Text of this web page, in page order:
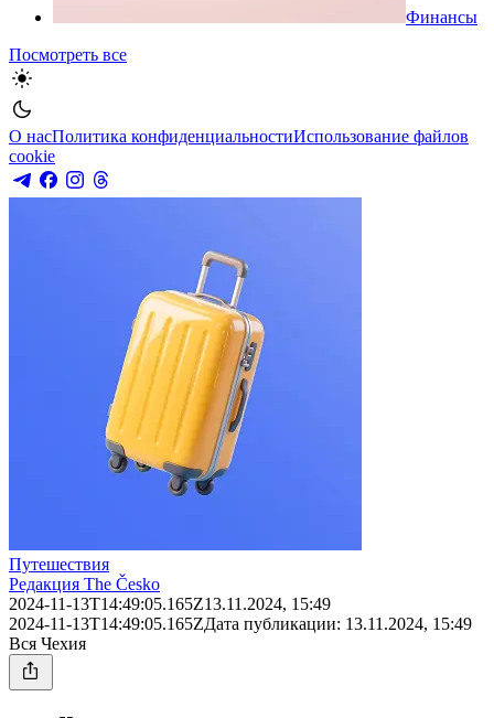
Финансы
Посмотреть все
О насПолитика конфиденциальностиИспользование файлов
cookie
Путешествия
Редакция The Česko
2024-11-13T14:49:05.165Z13.11.2024, 15:49
2024-11-13T14:49:05.165ZДата публикации: 13.11.2024, 15:49
Вся Чехия